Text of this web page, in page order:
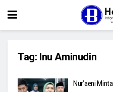
Tag: Inu Aminudin
Nur’aeni